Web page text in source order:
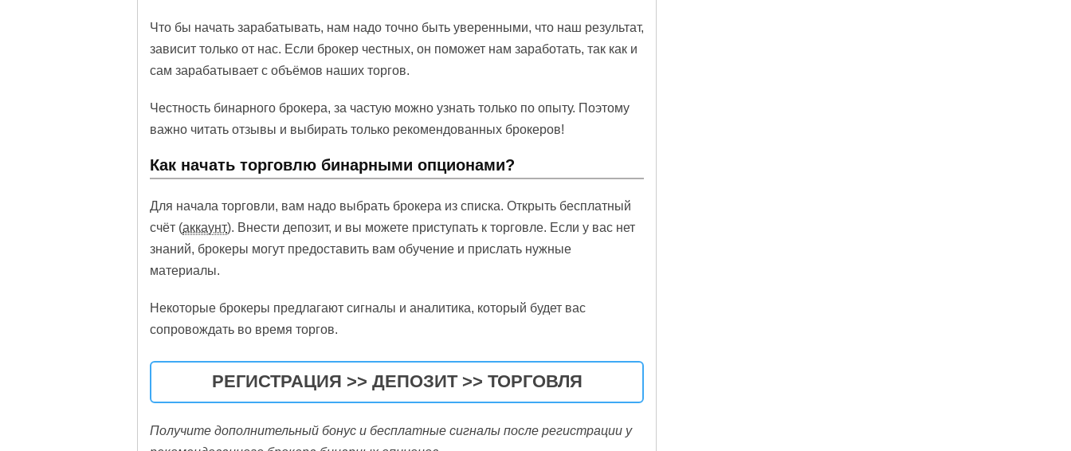
Что бы начать зарабатывать, нам надо точно быть уверенными, что наш результат,
зависит только от нас. Если брокер честных, он поможет нам заработать, так как и
сам зарабатывает с объёмов наших торгов.
Честность бинарного брокера, за частую можно узнать только по опыту. Поэтому
важно читать отзывы и выбирать только рекомендованных брокеров!
Как начать торговлю бинарными опционами?
Для начала торговли, вам надо выбрать брокера из списка. Открыть бесплатный
счёт (аккаунт). Внести депозит, и вы можете приступать к торговле. Если у вас нет
знаний, брокеры могут предоставить вам обучение и прислать нужные
материалы.
Некоторые брокеры предлагают сигналы и аналитика, который будет вас
сопровождать во время торгов.
РЕГИСТРАЦИЯ >> ДЕПОЗИТ >> ТОРГОВЛЯ
Получите дополнительный бонус и бесплатные сигналы после регистрации у